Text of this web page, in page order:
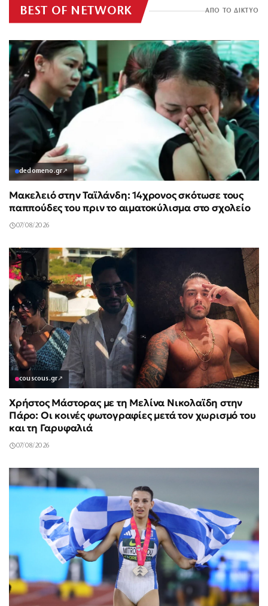
BEST OF NETWORK ΑΠΟ ΤΟ ΔΙΚΤΥΟ
dedomeno.gr↗
Μακελειό στην Ταϊλάνδη: 14χρονος σκότωσε τους
παππούδες του πριν το αιματοκύλισμα στο σχολείο
07/08/2026
couscous.gr↗
Χρήστος Μάστορας με τη Μελίνα Νικολαϊδη στην
Πάρο: Οι κοινές φωτογραφίες μετά τον χωρισμό του
και τη Γαρυφαλιά
07/08/2026